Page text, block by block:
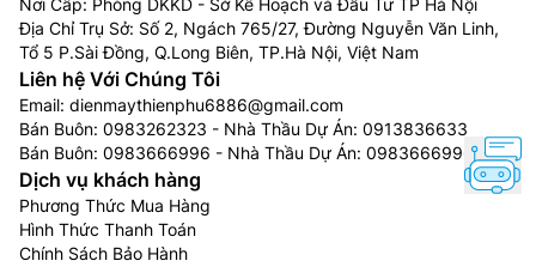
Địa Chỉ Trụ Sở: Số 2, Ngách 765/27, Đường Nguyễn Văn Linh,
Tổ 5 P.Sài Đồng, Q.Long Biên, TP.Hà Nội, Việt Nam
Liên hệ Với Chúng Tôi
Email: dienmaythienphu6886@gmail.com
Bán Buôn: 0983262323 - Nhà Thầu Dự Án: 0913836633
Bán Buôn: 0983666996 - Nhà Thầu Dự Án: 0983666996
Dịch vụ khách hàng
Phương Thức Mua Hàng
Hình Thức Thanh Toán
Chính Sách Bảo Hành